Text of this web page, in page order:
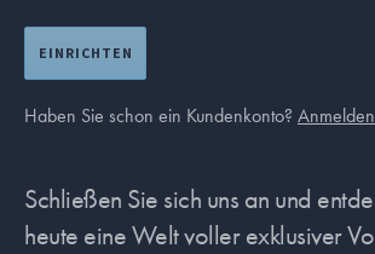
EINRICHTEN
Haben Sie schon ein Kundenkonto? Anmelden
Schließen Sie sich uns an und
heute eine Welt voller exklusiver